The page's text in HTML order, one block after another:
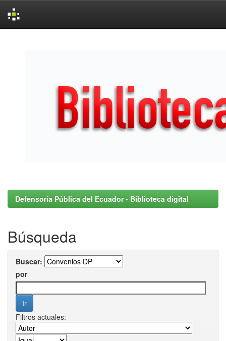
Defensoría Pública del Ecuador - Biblioteca digital
Búsqueda
Buscar:
por
Filtros actuales: